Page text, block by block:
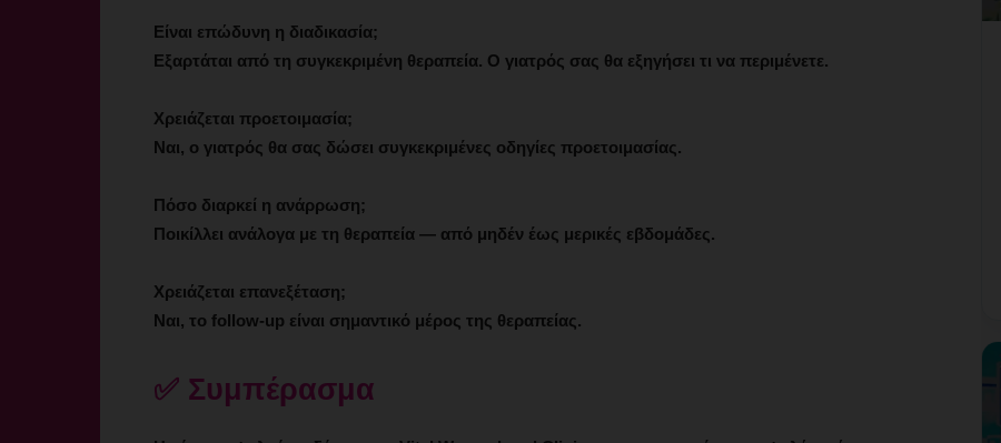
Είναι επώδυνη η διαδικασία;
Εξαρτάται από τη συγκεκριμένη θεραπεία. Ο γιατρός σας θα εξηγήσει τι να περιμένετε.
Χρειάζεται προετοιμασία;
Ναι, ο γιατρός θα σας δώσει συγκεκριμένες οδηγίες προετοιμασίας.
Πόσο διαρκεί η ανάρρωση;
Ποικίλλει ανάλογα με τη θεραπεία — από μηδέν έως μερικές εβδομάδες.
Χρειάζεται επανεξέταση;
Ναι, το follow-up είναι σημαντικό μέρος της θεραπείας.
✅ Συμπέρασμα